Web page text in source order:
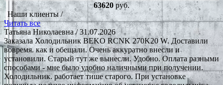
63620руб.
Наши клиенты /
Читать все
Татьяна Николаевна/ 31.07.2026
Заказала Холодильник BEKO RCNK 270K20 W. Доставили
вовремя. как и обещали. Очень аккуратно внесли и
установили. Старый тут же вынесли. Удобно. Оплата разными
способами - мне было удобно наличными при получении.
Холодильник. работает тише старого. При установке